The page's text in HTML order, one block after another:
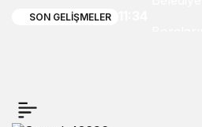
SON GELIŞMELER